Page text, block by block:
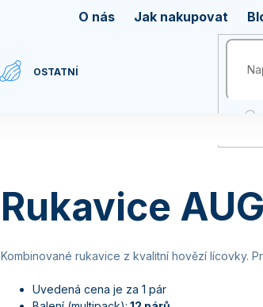
O nás Jak nakupovat
OSTATNÍ
Rukavice
Kombinované rukavice z kvalitní hovězí lícovky.
Uvedená cena je za 1 pár